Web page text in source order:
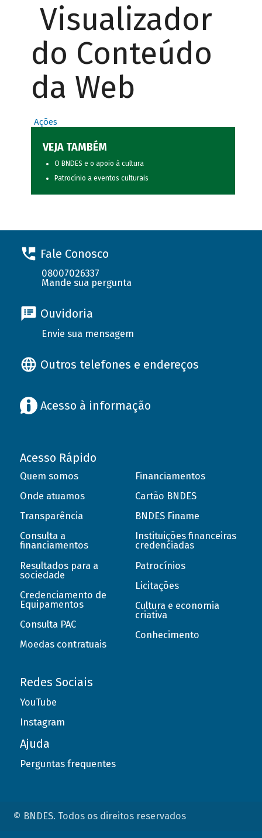
Visualizador
do Conteúdo
da Web
Ações
VEJA TAMBÉM
O BNDES e o apoio à cultura
Patrocínio a eventos culturais
Fale Conosco
08007026337
Mande sua pergunta
Ouvidoria
Envie sua mensagem
Outros telefones e endereços
Acesso à informação
Acesso Rápido
Quem somos
Onde atuamos
Transparência
Consulta a
financiamentos
Resultados para a
sociedade
Credenciamento de
Equipamentos
Consulta PAC
Moedas contratuais
Financiamentos
Cartão BNDES
BNDES Finame
Instituições financeiras
credenciadas
Patrocínios
Licitações
Cultura e economia
criativa
Conhecimento
Redes Sociais
YouTube
Instagram
Ajuda
Perguntas frequentes
© BNDES. Todos os direitos reservados